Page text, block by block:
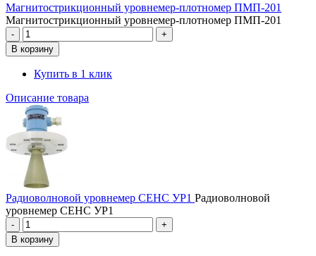
Магнитострикционный уровнемер-плотномер ПМП-201
Магнитострикционный уровнемер-плотномер ПМП-201
Купить в 1 клик
Описание товара
Радиоволновой уровнемер СЕНС УР1 Радиоволновой
уровнемер СЕНС УР1